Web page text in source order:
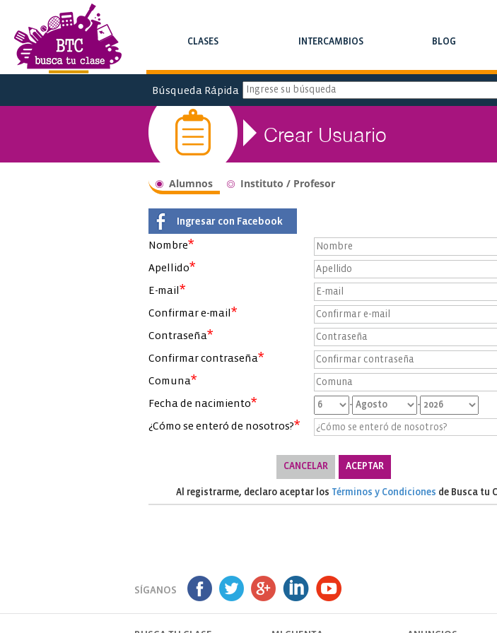
CLASES INTERCAMBIOS BLOG
Búsqueda Rápida
Crear Usuario
Alumnos Instituto / Profesor
Ingresar con Facebook
Nombre*
Apellido*
E-mail*
Confirmar e-mail*
Contraseña*
Confirmar contraseña*
Comuna*
Fecha de nacimiento* - -
¿Cómo se enteró de nosotros?*
CANCELAR ACEPTAR
Al registrarme, declaro aceptar los Términos y Condiciones de Busca tu
SÍGANOS